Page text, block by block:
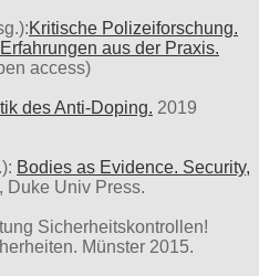
Kritische Polizeiforschung.
aus der Praxis.
access)
des Anti-Doping. 2019
Bodies as Evidence. Security,
Duke Univ Press.
Sicherheitskontrollen!
Münster 2015.